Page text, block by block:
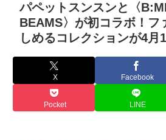
パペットスンスンと〈
BEAMS〉が初コラボ！フ
しめるコレクションが4月
X Facebook
Pocket LINE